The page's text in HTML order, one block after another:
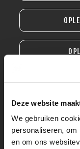
Deze website
We gebruiken
personaliseren,
en om ons